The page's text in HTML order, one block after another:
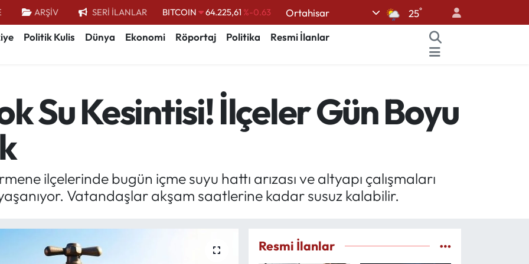
ARŞİV SERİ İLANLAR
DOLAR
47,7143
%0.16
EURO
55,0317%-0.02
BİST100
Ortahisar 25°
Politik Kulis Dünya Ekonomi Röportaj Politika
Resmi İlanlar
Su Kesintisi! İlçeler Gün Boyu
ilçelerinde bugün içme suyu hattı arızası ve altyapı çalışmaları
Vatandaşlar akşam saatlerine kadar susuz kalabilir.
Resmi İlanlar